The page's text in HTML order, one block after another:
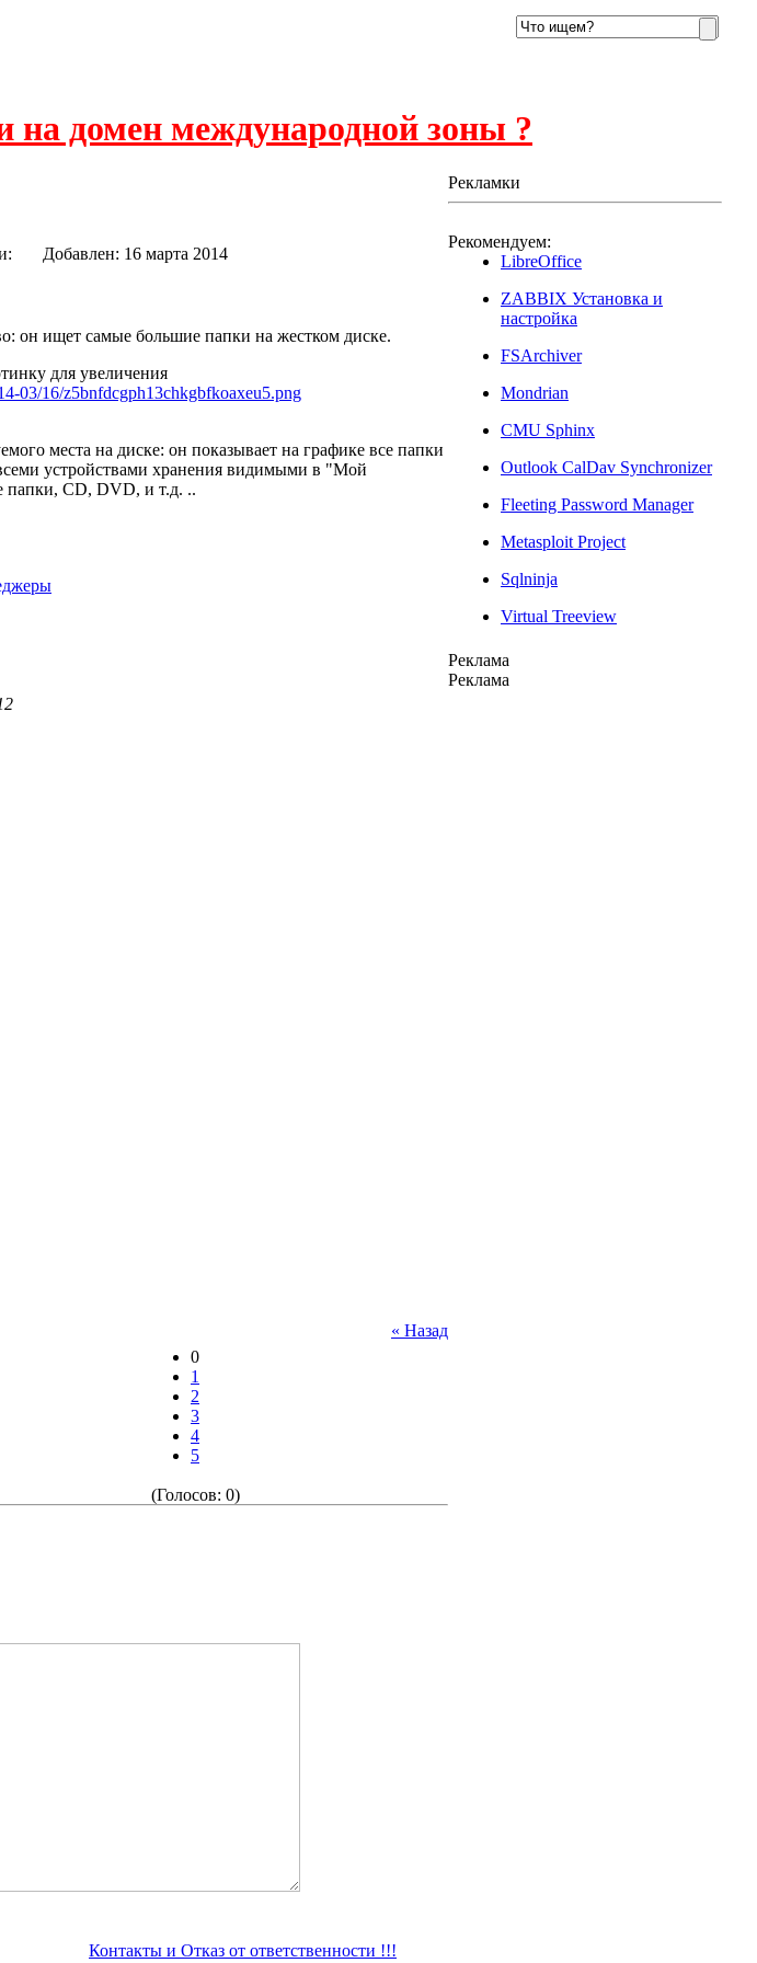
на домен международной зоны ?
Добавлен: 16 марта 2014
он ищет самые большие папки на жестком диске.
для увеличения
места на диске: он показывает на графике все папки
устройствами хранения видимыми в "Мой
папки, CD, DVD, и т.д. ..
0
1
2
3
4
5
(Голосов: 0)
« Назад
Рекламки
Рекомендуем:
LibreOffice
ZABBIX Установка и
настройка
FSArchiver
Mondrian
CMU Sphinx
Outlook CalDav Synchronizer
Fleeting Password Manager
Metasploit Project
Sqlninja
Virtual Treeview
Реклама
Реклама
Контакты и Отказ от ответственности !!!